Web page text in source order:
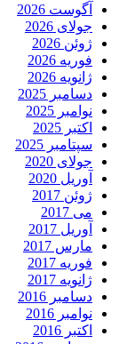
آگوست 2026
جولای 2026
ژوئن 2026
فوریه 2026
ژانویه 2026
دسامبر 2025
نوامبر 2025
اکتبر 2025
سپتامبر 2025
جولای 2020
آوریل 2020
ژوئن 2017
می 2017
آوریل 2017
مارس 2017
فوریه 2017
ژانویه 2017
دسامبر 2016
نوامبر 2016
اکتبر 2016